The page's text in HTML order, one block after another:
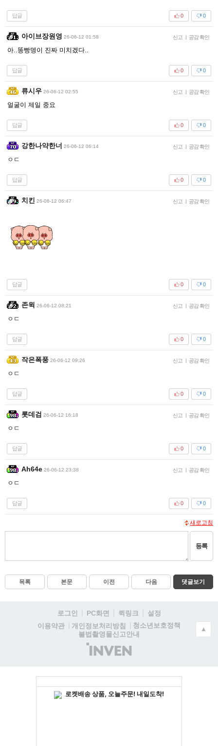
답글 0
0
아이브장원영 26-06-12 01:58 신고 | 공감 확인
아..똥빵뎅이 진짜 미치겠다..
답글 0
0
류시우 26-06-12 02:55 신고 | 공감 확인
얼굴이 제일 중요
답글 0
0
강한나약한너 26-06-12 06:14 신고 | 공감 확인
ㅇㄷ
답글 0
0
치킨 26-06-12 06:47 신고 | 공감 확인
답글 0
0
존윅 26-06-12 08:21 신고 | 공감 확인
ㅇㄷ
답글 0
0
작은폭풍 26-06-12 09:26 신고 | 공감 확인
ㅇㄷ
답글 0
0
롯데검 26-06-12 16:18 신고 | 공감 확인
ㅇㄷ
답글 0
0
Ah64e 26-06-12 23:38 신고 | 공감 확인
ㅇㄷ
답글 0
0
새로고침
등록
목록 본문 이전 다음 댓글보기
로그인 PC화면 퀵링크
설정
이용약관
개인정보처리방침
청소년보호정책
불법촬영물신고안내
(주)
인
▲